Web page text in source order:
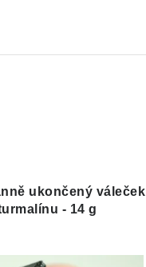
ukončený váleček
- 14 g